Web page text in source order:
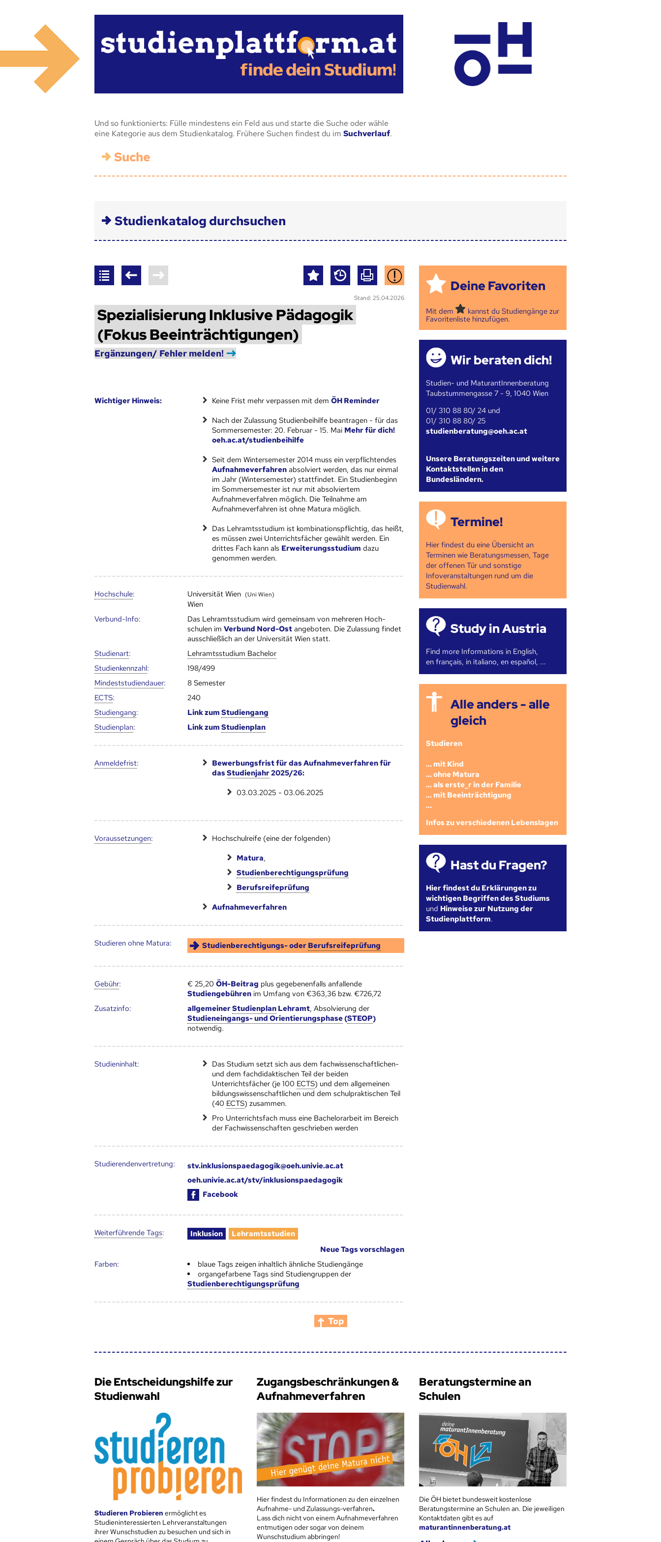
Und so funktionierts: Fülle mindestens ein Feld aus und starte die Suche oder wähle
eine Kategorie aus dem Studienkatalog. Frühere Suchen findest du im Suchverlauf.
Suche
Studienkatalog durchsuchen
Stand: 25.04.2026
Spezialisierung Inklusive Pädagogik
(Fokus Beeinträchtigungen)
Ergänzungen/ Fehler melden!
Wich­ti­ger Hin­weis: Keine Frist mehr verpassen mit dem ÖH Reminder
Nach der Zulassung Studienbeihilfe beantragen - für das
Sommersemester: 20. Februar - 15. Mai Mehr für dich!
oeh.ac.at/studienbeihilfe
Seit dem Wintersemester 2014 muss ein verpflichtendes
Aufnahmeverfahrenabsolviert werden, das nur einmal
im Jahr (Wintersemester) stattfindet. Ein Studienbeginn
im Sommersemester ist nur mit absolviertem
Aufnahmeverfahren möglich. Die Teilnahme am
Aufnahmeverfahren ist ohne Matura möglich.
Das Lehramtsstudium ist kombinationspflichtig, das heißt,
es müssen zwei Unterrichtsfächer gewählt werden. Ein
drittes Fach kann als Erweiterungsstudium dazu
genommen werden.
Hoch­schule: Universität Wien (Uni Wien)
Wien
Verbund-Info:
Das Lehramtsstudium wird gemeinsam von mehreren Hoch­
schulen im Verbund Nord-Ostangeboten. Die Zulassung findet
ausschließlich an der Universität Wien statt.
Studienart:
Lehramtsstudium Bachelor
Studien­kenn­zahl:
198/499
Mindest­studien­dauer:
8 Semester
ECTS:
240
Studien­gang: Link zum Studien­gang
Studien­plan: Link zum Studien­plan
Anmelde­frist:
Bewerbungsfrist für das Aufnahmeverfahren für
dasStudienjahr2025/26:
03.03.2025 - 03.06.2025
Voraus­setzungen: Hochschulreife (eine der folgenden)
Matura,
Studienberechtigungsprüfung
Berufsreifeprüfung
Aufnahmeverfahren
Studieren ohne Matura: Studienberechtigungs- oder Berufsreifeprüfung
Gebühr: € 25,20 ÖH-Beitrag plus gegebenenfalls anfallende
Studiengebührenim Umfang von €363,36 bzw. €726,72
Zusatz­info:
allgemeinerStudien­planLehramt, Absolvierung der
Studieneingangs- und Orientierungsphase(STEOP)
notwendig.
Studien­inhalt:
Das Studium setzt sich aus dem fachwissenschaftlichen-
und dem fachdidaktischen Teil der beiden
Unterrichtsfächer (je 100 ECTS) und dem allgemeinen
bildungswissenschaftlichen und dem schulpraktischen Teil
(40 ECTS) zusammen.
Pro Unterrichtsfach muss eine Bachelorarbeit im Bereich
der Fachwissenschaften geschrieben werden
Studierendenvertretung:
stv.inklusionspaedagogik@oeh.univie.ac.at
oeh.univie.ac.at/stv/inklusionspaedagogik
Facebook
Weiter­führende Tags: Inklusion
Lehramtsstudien
Neue Tags vorschlagen
Farben:
blaue Tags zeigen inhaltlich ähnliche Studiengänge
organgefarbene Tags sind Studiengruppen der
Studienberechtigungsprüfung
Deine Favoriten
Mit dem
kannst du Studiengänge zur
Favoritenliste hinzufügen.
Wir beraten dich!
Studien- und MaturantInnenberatung
Taubstummengasse 7 - 9, 1040 Wien
01/ 310 88 80/ 24 und
01/ 310 88 80/ 25
studienberatung@oeh.ac.at
Unsere Beratungszeiten und weitere
Kontaktstellen in den
Bundesländern.
Termine!
Hier findest du eine Übersicht an
Terminen wie Beratungsmessen, Tage
der offenen Tür und sonstige
Infoveranstaltungen rund um die
Studienwahl.
Study in Austria
Find more Informations in English,
en français, in italiano, en español, ...
Alle anders - alle
gleich
Studieren
... mit Kind
... ohne Matura
... als erste_r in der Familie
... mit Beeinträchtigung
...
Infos zu verschiedenen Lebenslagen
Hast du Fragen?
Hier findest du Erklärungen zu
wichtigen Begriffen des Studiums
und Hinweise zur Nutzung der
Studienplattform.
Top
Die Entscheidungshilfe zur
Studienwahl
Studieren Probieren ermöglicht es
Studieninteressierten Lehrveranstaltungen
ihrer Wunschstudien zu besuchen und sich in
Zugangsbeschränkungen &
Aufnahmeverfahren
Hier findest du Informationen zu den einzelnen
Aufnahme- und Zulassungs-verfahren.
Lass dich nicht von einem Aufnahmeverfahren
entmutigen oder sogar von deinem
Wunschstudium abbringen!
Beratungstermine an
Schulen
Die ÖH bietet bundesweit kostenlose
Beratungstermine an Schulen an. Die jeweiligen
Kontaktdaten gibt es auf
maturantinnenberatung.at